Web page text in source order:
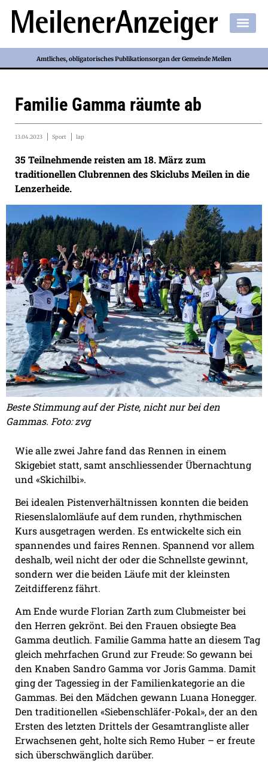
Amtliches, obligatorisches Publikationsorgan der Gemeinde Meilen
Familie Gamma räumte ab
13.04.2023 Sport lap
35 Teilnehmende reisten am 18. März zum
traditionellen Clubrennen des Skiclubs Meilen in die
Lenzerheide.
Beste Stimmung auf der Piste, nicht nur bei den
Gammas. Foto: zvg
Wie alle zwei Jahre fand das Rennen in einem
Skigebiet statt, samt anschliessender Übernachtung
und «Skichilbi».
Bei idealen Pistenverhältnissen konnten die beiden
Riesenslalomläufe auf dem runden, rhythmischen
Kurs ausgetragen werden. Es entwickelte sich ein
spannendes und faires Rennen. Spannend vor allem
deshalb, weil nicht der oder die Schnellste gewinnt,
sondern wer die beiden Läufe mit der kleinsten
Zeitdifferenz fährt.
Am Ende wurde Florian Zarth zum Clubmeister bei
den Herren gekrönt. Bei den Frauen obsiegte Bea
Gamma deutlich. Familie Gamma hatte an diesem Tag
gleich mehrfachen Grund zur Freude: So gewann bei
den Knaben Sandro Gamma vor Joris Gamma. Damit
ging der Tagessieg in der Familienkategorie an die
Gammas. Bei den Mädchen gewann Luana Honegger.
Den traditionellen «Siebenschläfer-Pokal», der an den
Ersten des letzten Drittels der Gesamtrangliste aller
Erwachsenen geht, holte sich Remo Huber – er freute
sich überschwänglich darüber.